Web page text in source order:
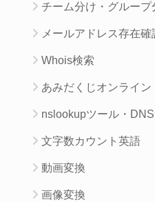
チーム分け・グループ
メールアドレス存在
Whois検索
あみだくじオンライン
nslookupツール・
文字数カウント英語
動画変換
画像変換